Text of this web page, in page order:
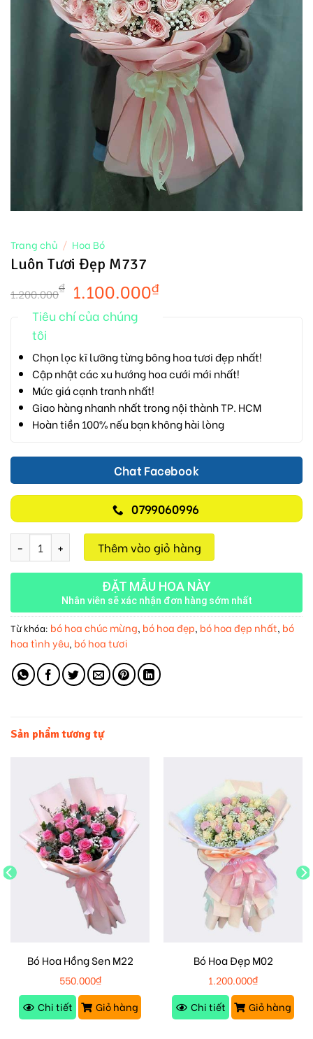
Trang chủ / Hoa Bó
Luôn Tươi Đẹp M737
1.200.000₫ 1.100.000₫
Tiêu chí của chúng
tôi
Chọn lọc kĩ lưỡng từng bông hoa tươi đẹp nhất!
Cập nhật các xu hướng hoa cưới mới nhất!
Mức giá cạnh tranh nhất!
Giao hàng nhanh nhất trong nội thành TP. HCM
Hoàn tiền 100% nếu bạn không hài lòng
Chat Facebook
0799060996
Luôn Tươi Đẹp M737 số lượngThêm vào giỏ hàng
ĐẶT MẪU HOA NÀY
Nhân viên sẽ xác nhận đơn hàng sớm nhất
Từ khóa: bó hoa chúc mừng, bó hoa đẹp, bó hoa đẹp nhất, bó
hoa tình yêu, bó hoa tươi
Sản phẩm tương tự
Bó Hoa Hồng Sen M22
550.000₫
Chi tiết
Giỏ hàng
Bó Hoa Đẹp M02
1.200.000₫
Chi tiết
Giỏ hàng